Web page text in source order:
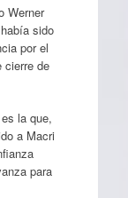
Werner
sido
por el
cierre de
la que,
a Macri
para